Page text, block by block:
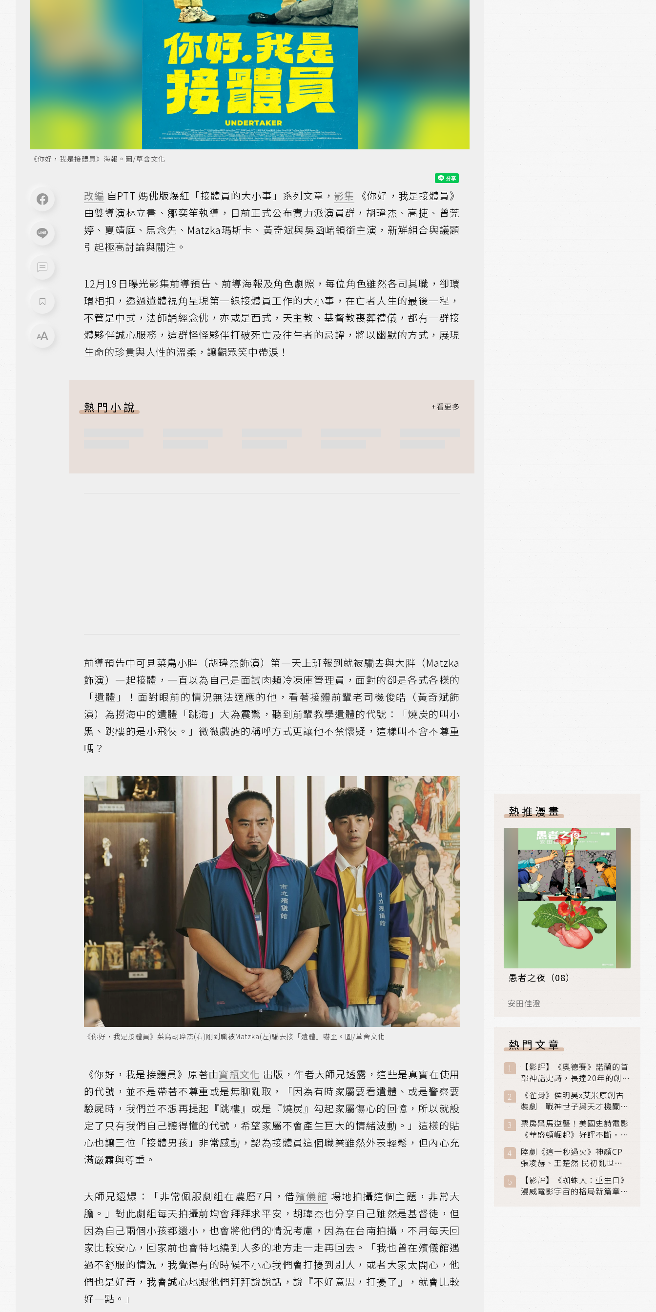
《你好，我是接體員》海報。圖/草舍文化
改編 自PTT 媽佛版爆紅「接體員的大小事」系列文章， 影集 《你好，我是接體員》
由雙導演林立書、鄒奕笙執導，日前正式公布實力派演員群，胡瑋杰、高捷、曾莞
婷、夏靖庭、馬念先、Matzka瑪斯卡、黃奇斌與吳函峮領銜主演，新鮮組合與議題
引起極高討論與關注。
12月19日曝光影集前導預告、前導海報及角色劇照，每位角色雖然各司其職，卻環
環相扣，透過遺體視角呈現第一線接體員工作的大小事，在亡者人生的最後一程，
不管是中式，法師誦經念佛，亦或是西式，天主教、基督教喪葬禮儀，都有一群接
體夥伴誠心服務，這群怪怪夥伴打破死亡及往生者的忌諱，將以幽默的方式，展現
生命的珍貴與人性的溫柔，讓觀眾笑中帶淚！
熱門小說
前導預告中可見菜鳥小胖（胡瑋杰飾演）第一天上班報到就被騙去與大胖（Matzka
飾演）一起接體，一直以為自己是面試肉類冷凍庫管理員，面對的卻是各式各樣的
「遺體」！面對眼前的情況無法適應的他，看著接體前輩老司機俊皓（黃奇斌飾
演）為撈海中的遺體「跳海」大為震驚，聽到前輩教學遺體的代號：「燒炭的叫小
黑、跳樓的是小飛俠。」微微戲謔的稱呼方式更讓他不禁懷疑，這樣叫不會不尊重
嗎？
《你好，我是接體員》菜鳥胡瑋杰(右)剛到職被Matzka(左)騙去接「遺體」嚇歪。圖/草舍文化
《你好，我是接體員》原著由寶瓶文化 出版，作者大師兄透露，這些是真實在使用
的代號，並不是帶著不尊重或是無聊亂取，「因為有時家屬要看遺體、或是警察要
驗屍時，我們並不想再提起『跳樓』或是『燒炭』勾起家屬傷心的回憶，所以就設
定了只有我們自己聽得懂的代號，希望家屬不會產生巨大的情緒波動。」這樣的貼
心也讓三位「接體男孩」非常感動，認為接體員這個職業雖然外表輕鬆，但內心充
滿嚴肅與尊重。
大師兄還爆：「非常佩服劇組在農曆7月，借殯儀館 場地拍攝這個主題，非常大
膽。」對此劇組每天拍攝前均會拜拜求平安，胡瑋杰也分享自己雖然是基督徒，但
因為自己兩個小孩都還小，也會將他們的情況考慮，因為在台南拍攝，不用每天回
家比較安心，回家前也會特地繞到人多的地方走一走再回去。「我也曾在殯儀館遇
過不舒服的情況，我覺得有的時候不小心我們會打擾到別人，或者大家太開心，他
們也是好奇，我會誠心地跟他們拜拜說說話，說『不好意思，打擾了』，就會比較
好一點。」
熱推漫畫
愚者之夜（08）
安田佳澄
熱門文章
【影評】《奧德賽》諾蘭的首
部神話史詩，長達20年的創傷
與贖罪之旅
《雀骨》侯明昊x艾米原創古
裝劇 戰神世子與天才機關師
聯手攻克身世之謎
票房黑馬逆襲！美國史詩電影
《華盛頓崛起》好評不斷，輾
壓《玩具總動員5》、《超少
女》
陸劇《這一秒過火》神顏CP
張凌赫、王楚然 民初亂世、
家仇國難也要大談禁忌叔嫂戀
【影評】《蜘蛛人：重生日》
漫威電影宇宙的格局新篇章，